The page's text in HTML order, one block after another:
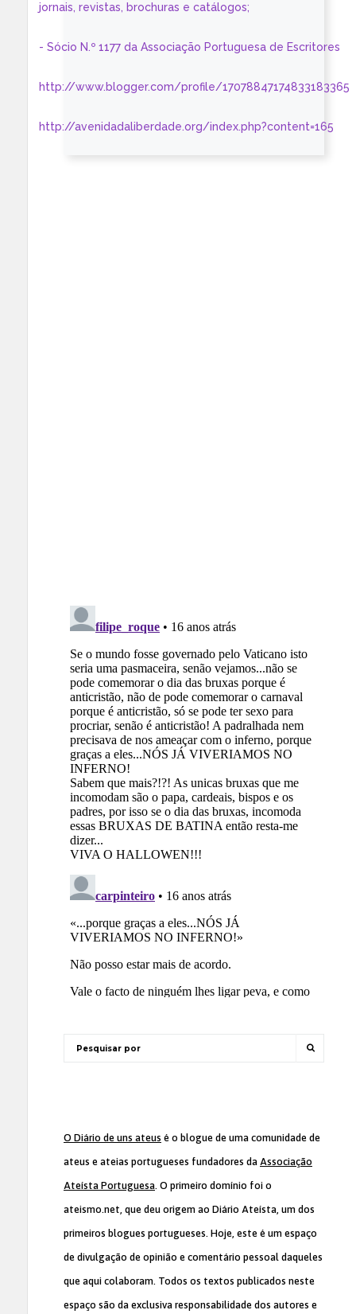
jornais, revistas, brochuras e catálogos;
- Sócio N.º 1177 da Associação Portuguesa de Escritores
http://www.blogger.com/profile/17078847174833183365
http://avenidadaliberdade.org/index.php?content=165
O Diário de uns ateus é o blogue de uma comunidade de
ateus e ateias portugueses fundadores da Associação
Ateísta Portuguesa. O primeiro domínio foi o
ateismo.net, que deu origem ao Diário Ateísta, um dos
primeiros blogues portugueses. Hoje, este é um espaço
de divulgação de opinião e comentário pessoal daqueles
que aqui colaboram. Todos os textos publicados neste
espaço são da exclusiva responsabilidade dos autores e